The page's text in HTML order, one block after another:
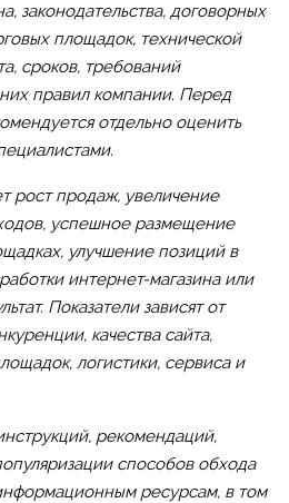
законодательства, договорных
площадок, технической
сроков, требований
правил компании. Перед
отдельно оценить
рост продаж, увеличение
успешное размещение
улучшение позиций в
интернет-магазина или
Показатели зависят от
качества сайта,
логистики, сервиса и
рекомендаций,
способов обхода
ресурсам, в том